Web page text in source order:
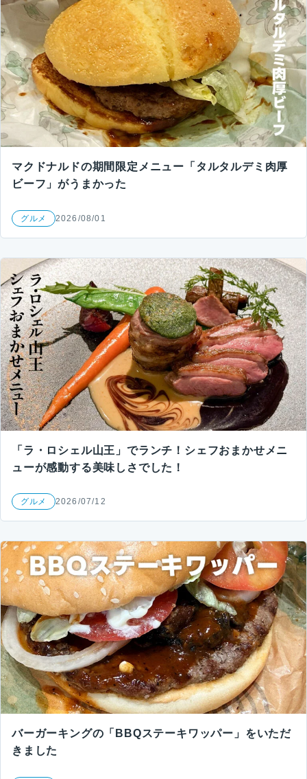
マクドナルドの期間限定メニュー「タルタルデミ肉厚
ビーフ」がうまかった
グルメ 2026/08/01
「ラ・ロシェル山王」でランチ！シェフおまかせメニ
ューが感動する美味しさでした！
グルメ 2026/07/12
バーガーキングの「BBQステーキワッパー」をいただ
きました